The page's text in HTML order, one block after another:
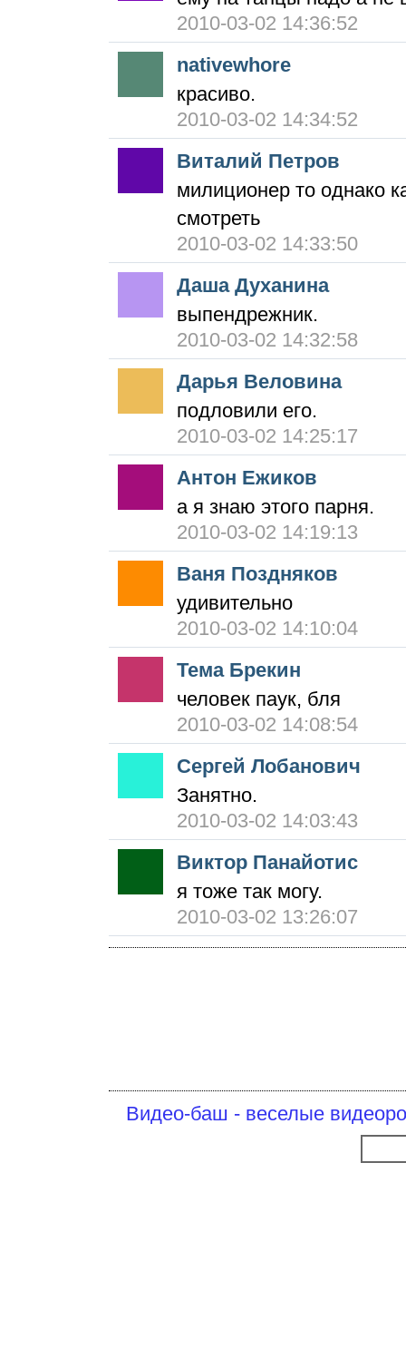
2010-03-02 14:36:52
nativewhore
красиво.
2010-03-02 14:34:52
Виталий Петров
милиционер то однако
смотреть
2010-03-02 14:33:50
Даша Духанина
выпендрежник.
2010-03-02 14:32:58
Дарья Веловина
подловили его.
2010-03-02 14:25:17
Антон Ежиков
а я знаю этого парня.
2010-03-02 14:19:13
Ваня Поздняков
удивительно
2010-03-02 14:10:04
Тема Брекин
человек паук, бля
2010-03-02 14:08:54
Сергей Лобанович
Занятно.
2010-03-02 14:03:43
Виктор Панайотис
я тоже так могу.
2010-03-02 13:26:07
Видео-баш - веселые